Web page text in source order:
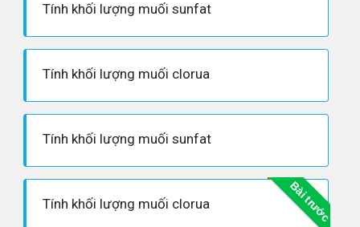
Tính khối lượng muối sunfat
Tính khối lượng muối clorua
Tính khối lượng muối sunfat
Bài trước
Tính khối lượng muối clorua